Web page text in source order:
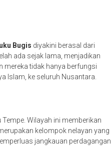
Bugis diyakini berasal dari
ada sejak lama, menjadikan
mereka tidak hanya berfungsi
Islam, ke seluruh Nusantara.
Wilayah ini memberikan
kelompok nelayan yang
jangkauan perdagangan